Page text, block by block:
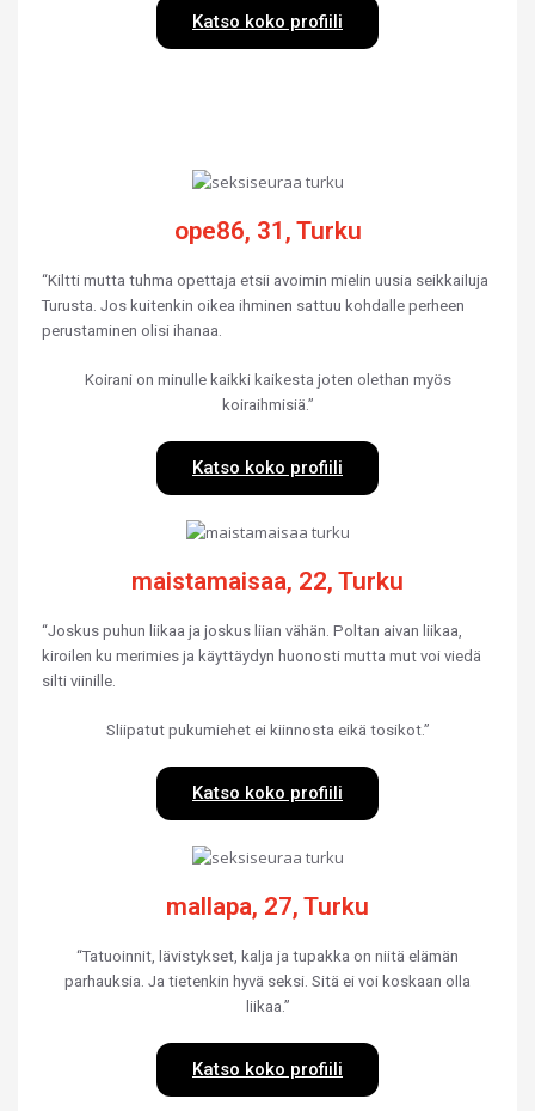
Katso koko profiili
ope86, 31, Turku
“Kiltti mutta tuhma opettaja etsii avoimin mielin uusia seikkailuja
Turusta. Jos kuitenkin oikea ihminen sattuu kohdalle perheen
perustaminen olisi ihanaa.
Koirani on minulle kaikki kaikesta joten olethan myös
koiraihmisiä.”
Katso koko profiili
maistamaisaa, 22, Turku
“Joskus puhun liikaa ja joskus liian vähän. Poltan aivan liikaa,
kiroilen ku merimies ja käyttäydyn huonosti mutta mut voi viedä
silti viinille.
Sliipatut pukumiehet ei kiinnosta eikä tosikot.”
Katso koko profiili
mallapa, 27, Turku
“Tatuoinnit, lävistykset, kalja ja tupakka on niitä elämän
parhauksia. Ja tietenkin hyvä seksi. Sitä ei voi koskaan olla
liikaa.”
Katso koko profiili